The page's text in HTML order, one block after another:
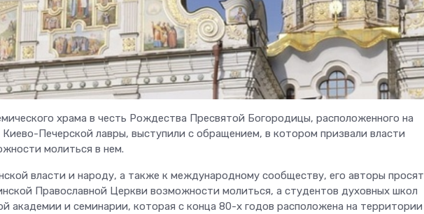
храма в честь Рождества Пресвятой Богородицы, расположенного на
Печерской лавры, выступили с обращением, в котором призвали власти
молиться в нем.
власти и народу, а также к международному сообществу, его авторы просят
Православной Церкви возможности молиться, а студентов духовных школ
академии и семинарии, которая с конца 80-х годов расположена на территории